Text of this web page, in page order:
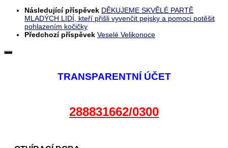
Následující příspěvek DĚKUJEME SKVĚLÉ PARTĚ
MLADÝCH LIDÍ, kteří přišli vyvenčit pejsky a pomoci potěšit
pohlazením kočičky
Předchozí příspěvek Veselé Velikonoce
TRANSPARENTNÍ ÚČET
288831662/0300